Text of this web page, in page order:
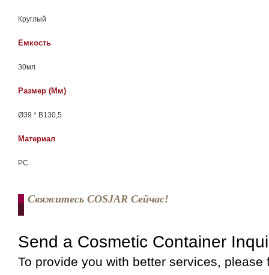
Круглый
Емкость
30мл
Размер (мм)
Ø39 * В130,5
Материал
РС
Свяжитесь COSJAR Сейчас!